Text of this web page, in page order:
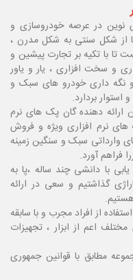
نوین در عرصه خودروسازی و
از شکل سنتی به شکل مدرن ،
با تکیه بر تجارت پیشین و
و سخت افزاری ، یار و یاور
نگه داری خودرو های سبک و
بردارد.
دهنده گان پک های نرم
های نرم افزاری ویژه و فروش
سبک و سنگین زمینه
فراهم آورد.
با دانشی چند ساله ،پا به
گذاشتیم و سعی در ارائه
از سال 92 شروع و با استفاده از افراد مجرب و با سابقه
اعم از ابزار ، تجهیزات
مطابق با قوانین جمهوری